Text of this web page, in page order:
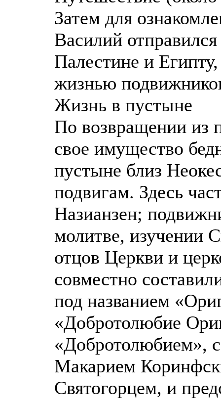
Затем для
Василий
Палестине и
жизнью
Жизнь в пустыне
По возвращении из
свое имущество
пустыне близ
подвигам. Здесь
Назианзен;
молитве, изучении
отцов Церкви и
совместно
под названием
«Добротолюбие
«Добротолюбием»,
Макарием
Святогорцем, и